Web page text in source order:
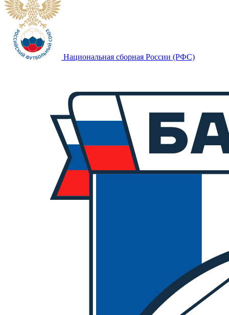
Национальная сборная России (РФС)